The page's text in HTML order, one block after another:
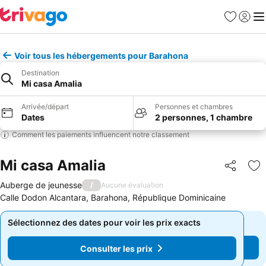
Favoris
Se
Voir tous les hébergements pour Barahona
Destination
Mi casa Amalia
Arrivée/départ
Dates
Personnes et chambres
2 personnes, 1 chambre
Comment les paiements influencent notre classement
Mi casa Amalia Partager
Auberge de jeunesse / Aucune évaluation
Calle Dodon Alcantara, Barahona, République Dominicaine
Sélectionnez des dates pour voir les prix exacts
Consulter les prix
Sélectionnez des dates pour voir les prix exacts
Consulter les prix